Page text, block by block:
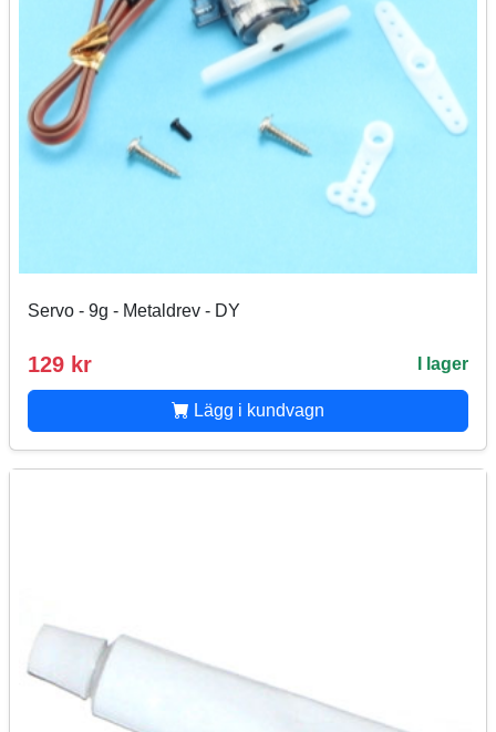
Servo - 9g - Metaldrev - DY
129 kr I lager
Lägg i kundvagn